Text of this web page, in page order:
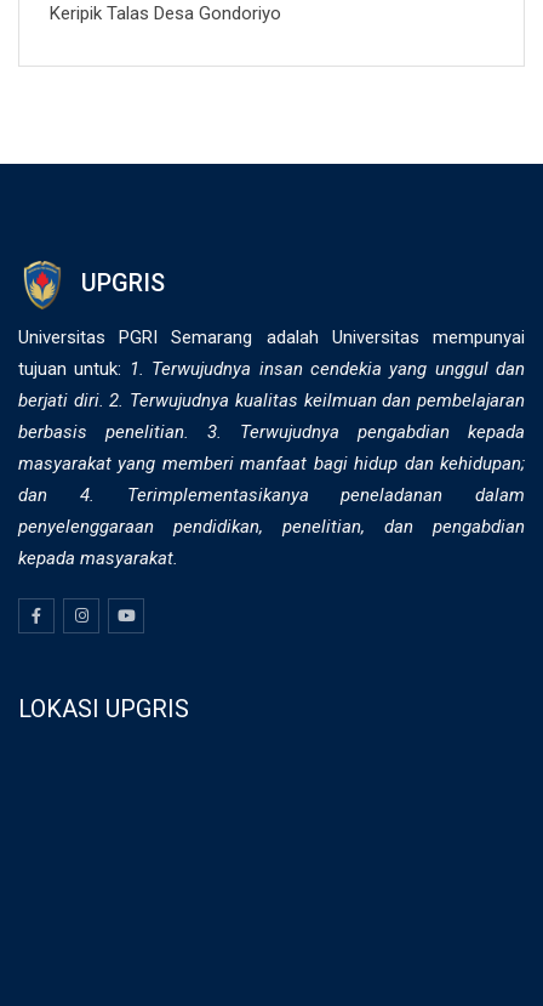
Keripik Talas Desa Gondoriyo
UPGRIS
Universitas PGRI Semarang adalah Universitas mempunyai
tujuan untuk: 1. Terwujudnya insan cendekia yang unggul dan
berjati diri. 2. ⁠Terwujudnya kualitas keilmuan dan pembelajaran
berbasis penelitian. 3. Terwujudnya pengabdian kepada
masyarakat yang memberi manfaat bagi hidup dan kehidupan;
dan 4. Terimplementasikanya peneladanan dalam
penyelenggaraan pendidikan, penelitian, dan pengabdian
kepada masyarakat.
LOKASI UPGRIS